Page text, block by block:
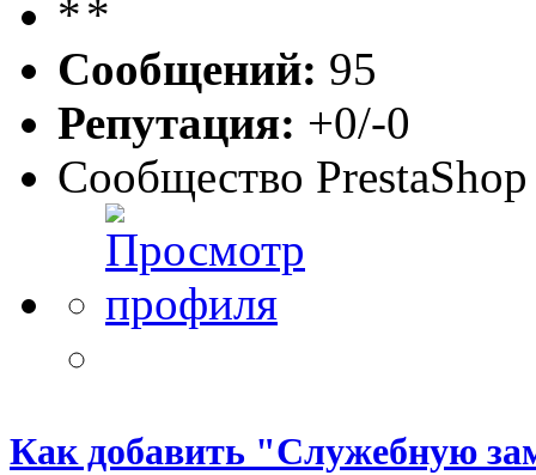
Сообщений: 95
Репутация: +0/-0
Сообщество PrestaShop
Как добавить "Служебную